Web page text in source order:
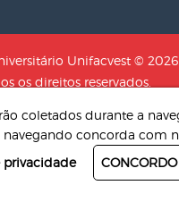
Unifacvest © 2026
os direitos reservados.
DE EDUCACAO
AUXILIADORA LTDA
por4Pix - Agência de
coletados durante a
concorda com
CONCORDO